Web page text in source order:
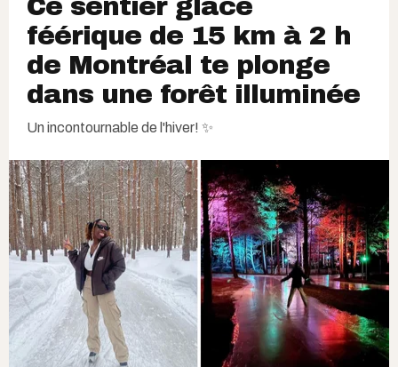
Ce sentier glacé
féérique de 15 km à 2 h
de Montréal te plonge
dans une forêt illuminée
Un incontournable de l'hiver! ✨